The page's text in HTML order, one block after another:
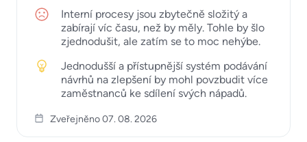
Interní procesy jsou zbytečně složitý a
zabírají víc času, než by měly. Tohle by šlo
zjednodušit, ale zatím se to moc nehýbe.
Jednodušší a přístupnější systém podávání
návrhů na zlepšení by mohl povzbudit více
zaměstnanců ke sdílení svých nápadů.
Zveřejněno 07. 08. 2026